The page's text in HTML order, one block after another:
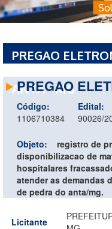
PREGAO
ANTA - MG
PREGAO
Código:
1106710384
Edital:
90026/
Objeto:
registro de
disponibilizacao de
hospitalares
atender as demandas
de pedra do anta/mg.
Licitante